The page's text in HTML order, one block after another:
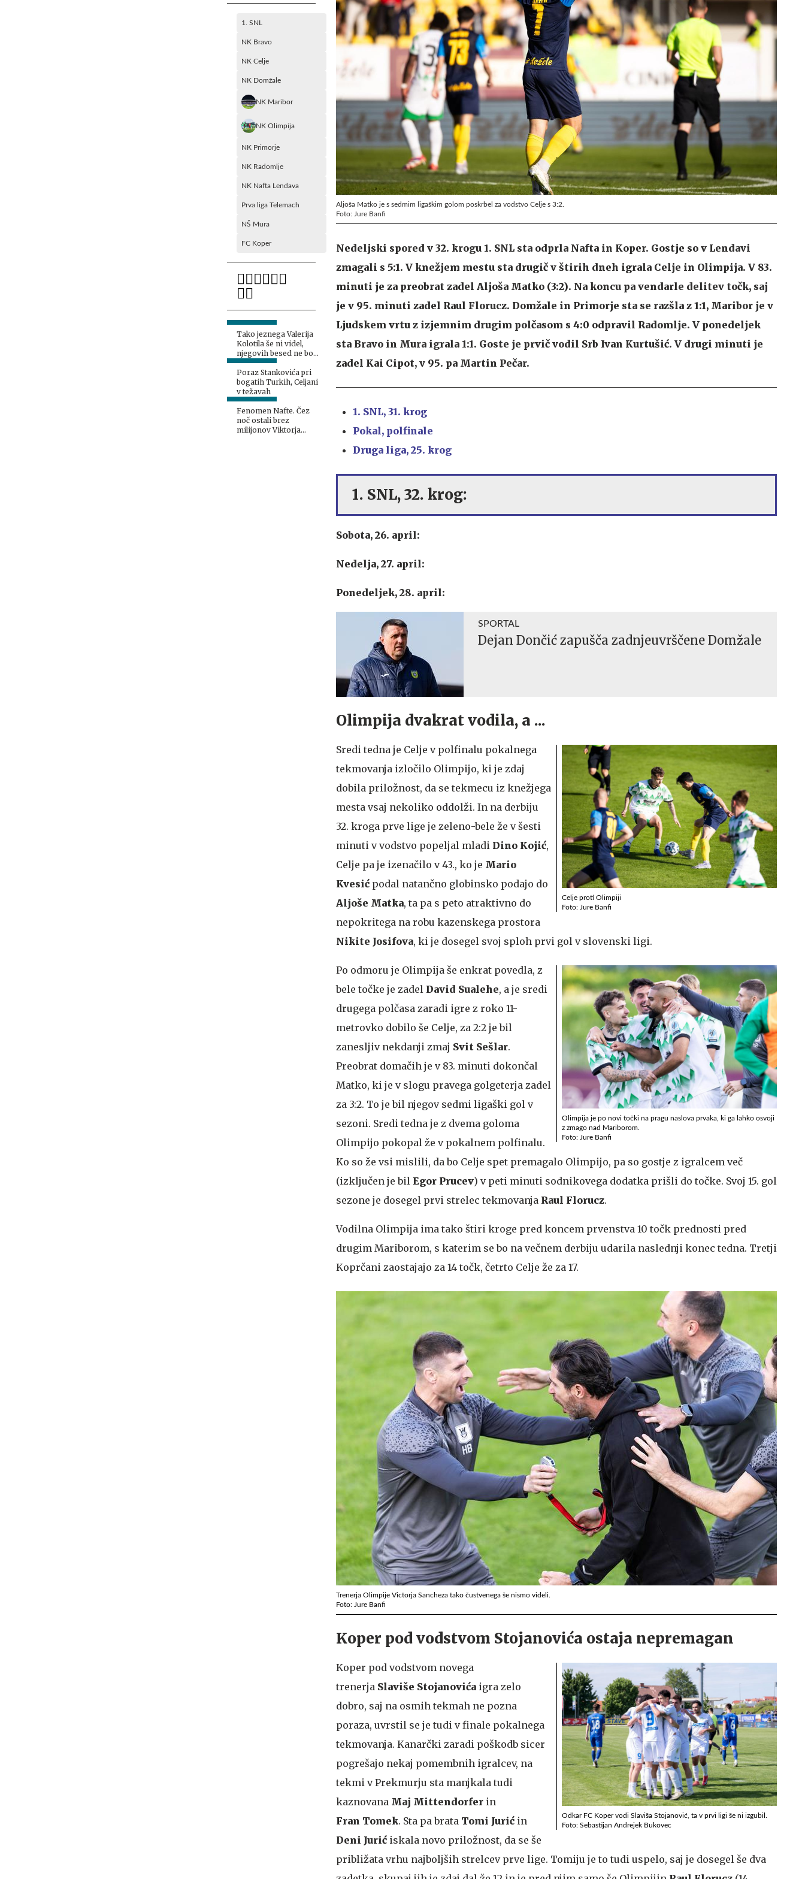
1. SNL
NK Bravo
NK Celje
NK Domžale
NK Maribor
NK Olimpija
NK Primorje
NK Radomlje
NK Nafta Lendava
Prva liga Telemach
NŠ Mura
FC Koper
Tako jeznega Valerija
Kolotila še ni videl,
njegovih besed ne bo
pozabil nikoli
Poraz Stankovića pri
bogatih Turkih, Celjani
v težavah
Fenomen Nafte. Čez
noč ostali brez
milijonov Viktorja
Aljoša Matko je s sedmim ligaškim golom poskrbel za vodstvo Celje s 3:2.
Foto: Jure Banfi
Nedeljski spored v 32. krogu 1. SNL sta odprla Nafta in Koper. Gostje so v Lendavi
zmagali s 5:1. V knežjem mestu sta drugič v štirih dneh igrala Celje in Olimpija. V 83.
minuti je za preobrat zadel Aljoša Matko (3:2). Na koncu pa vendarle delitev točk, saj
je v 95. minuti zadel Raul Florucz. Domžale in Primorje sta se razšla z 1:1, Maribor je v
Ljudskem vrtu z izjemnim drugim polčasom s 4:0 odpravil Radomlje. V ponedeljek
sta Bravo in Mura igrala 1:1. Goste je prvič vodil Srb Ivan Kurtušić. V drugi minuti je
zadel Kai Cipot, v 95. pa Martin Pečar.
1. SNL, 31. krog
Pokal, polfinale
Druga liga, 25. krog
1. SNL, 32. krog:
Sobota, 26. april:
Nedelja, 27. april:
Ponedeljek, 28. april:
SPORTAL
Dejan Dončić zapušča zadnjeuvrščene Domžale
Olimpija dvakrat vodila, a ...
Celje proti Olimpiji
Foto: Jure Banfi
Sredi tedna je Celje v polfinalu pokalnega
tekmovanja izločilo Olimpijo, ki je zdaj
dobila priložnost, da se tekmecu iz knežjega
mesta vsaj nekoliko oddolži. In na derbiju
32. kroga prve lige je zeleno-bele že v šesti
minuti v vodstvo popeljal mladi Dino Kojić,
Celje pa je izenačilo v 43., ko je Mario
Kvesić podal natančno globinsko podajo do
Aljoše Matka, ta pa s peto atraktivno do
nepokritega na robu kazenskega prostora
Nikite Josifova, ki je dosegel svoj sploh prvi gol v slovenski ligi.
Olimpija je po novi točki na pragu naslova prvaka, ki ga lahko osvoji
z zmago nad Mariborom.
Foto: Jure Banfi
Po odmoru je Olimpija še enkrat povedla, z
bele točke je zadel David Sualehe, a je sredi
drugega polčasa zaradi igre z roko 11-
metrovko dobilo še Celje, za 2:2 je bil
zanesljiv nekdanji zmaj Svit Sešlar.
Preobrat domačih je v 83. minuti dokončal
Matko, ki je v slogu pravega golgeterja zadel
za 3:2. To je bil njegov sedmi ligaški gol v
sezoni. Sredi tedna je z dvema goloma
Olimpijo pokopal že v pokalnem polfinalu.
Ko so že vsi mislili, da bo Celje spet premagalo Olimpijo, pa so gostje z igralcem več
(izključen je bil Egor Prucev) v peti minuti sodnikovega dodatka prišli do točke. Svoj 15. gol
sezone je dosegel prvi strelec tekmovanja Raul Florucz.
Vodilna Olimpija ima tako štiri kroge pred koncem prvenstva 10 točk prednosti pred
drugim Mariborom, s katerim se bo na večnem derbiju udarila naslednji konec tedna. Tretji
Koprčani zaostajajo za 14 točk, četrto Celje že za 17.
Trenerja Olimpije Victorja Sancheza tako čustvenega še nismo videli.
Foto: Jure Banfi
Koper pod vodstvom Stojanovića ostaja nepremagan
Odkar FC Koper vodi Slaviša Stojanović, ta v prvi ligi še ni izgubil.
Foto: Sebastijan Andrejek Bukovec
Koper pod vodstvom novega
trenerja Slaviše Stojanovića igra zelo
dobro, saj na osmih tekmah ne pozna
poraza, uvrstil se je tudi v finale pokalnega
tekmovanja. Kanarčki zaradi poškodb sicer
pogrešajo nekaj pomembnih igralcev, na
tekmi v Prekmurju sta manjkala tudi
kaznovana Maj Mittendorfer in
Fran Tomek. Sta pa brata Tomi Jurić in
Deni Jurić iskala novo priložnost, da se še
približata vrhu najboljših strelcev prve lige. Tomiju je to tudi uspelo, saj je dosegel še dva